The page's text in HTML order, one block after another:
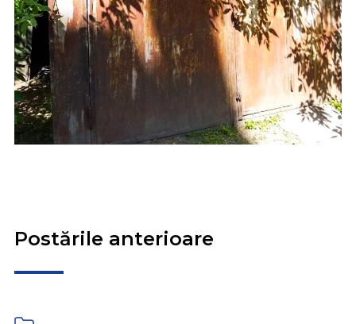
Postările anterioare